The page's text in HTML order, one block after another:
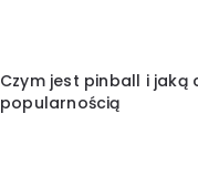
Czym jest pinball i jaką
popularnością